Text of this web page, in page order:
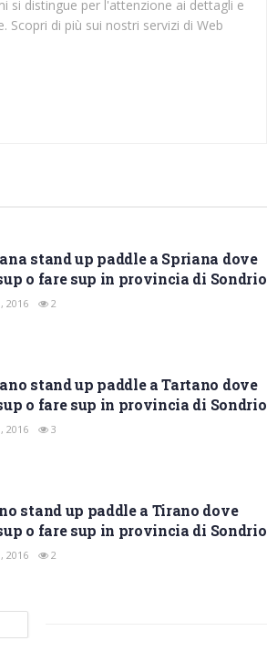
si distingue per l'attenzione ai dettagli e
Scopri di più sui nostri servizi di Web
stand up paddle a Spriana dove
o fare sup in provincia di Sondrio
2016 2
stand up paddle a Tartano dove
o fare sup in provincia di Sondrio
2016 3
stand up paddle a Tirano dove
o fare sup in provincia di Sondrio
2016 2